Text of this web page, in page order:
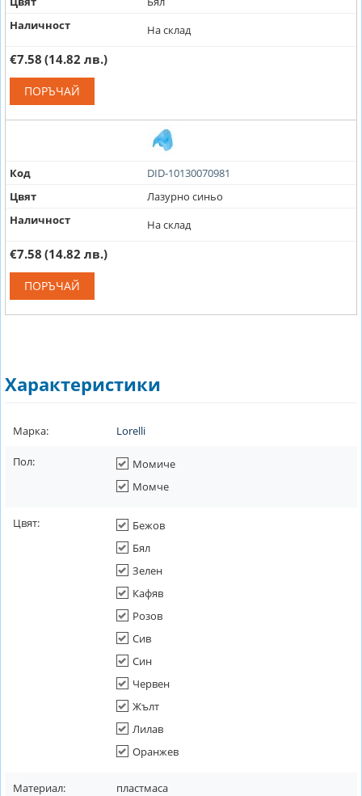
Наличност
На склад
€7.58 (14.82 лв.)
ПОРЪЧАЙ
Код
DID-10130070981
Цвят
Лазурно синьо
Наличност
На склад
€7.58 (14.82 лв.)
ПОРЪЧАЙ
Характеристики
Марка: Lorelli
Пол:
Момиче
Момче
Цвят:
Бежов
Бял
Зелен
Кафяв
Розов
Сив
Син
Червен
Жълт
Лилав
Оранжев
Материал: пластмаса